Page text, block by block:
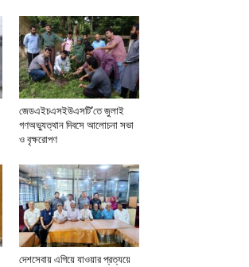
জেডএইচএসইউএসটি’তে জুলাই
গণঅভ্যুত্থান দিবসে আলোচনা সভা
ও বৃক্ষরোপণ
দেশসেবায় এগিয়ে যাওয়ার প্রত্যয়ে